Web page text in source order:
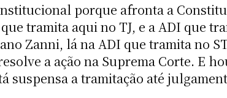
porque afronta a
tramita aqui no TJ, e a ADI que
Zanni, lá na ADI que tramita no
a ação na Suprema Corte. E
suspensa a tramitação até